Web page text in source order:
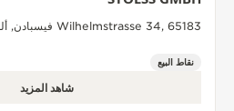
Wilhelmstrasse 34, 65183 فيسبادن, ألمانيا
نقاط البيع
شاهد المزيد